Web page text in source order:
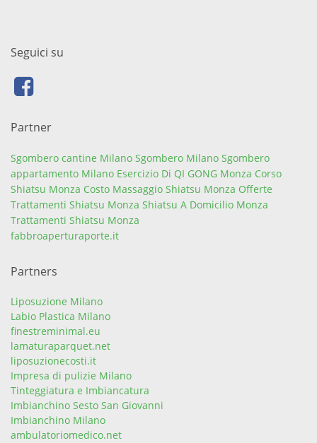
Seguici su
Partner
Sgombero cantine Milano Sgombero Milano Sgombero
appartamento Milano Esercizio Di QI GONG Monza Corso
Shiatsu Monza Costo Massaggio Shiatsu Monza Offerte
Trattamenti Shiatsu Monza Shiatsu A Domicilio Monza
Trattamenti Shiatsu Monza
fabbroaperturaporte.it
Partners
Liposuzione Milano
Labio Plastica Milano
finestreminimal.eu
lamaturaparquet.net
liposuzionecosti.it
Impresa di pulizie Milano
Tinteggiatura e Imbiancatura
Imbianchino Sesto San Giovanni
Imbianchino Milano
ambulatoriomedico.net